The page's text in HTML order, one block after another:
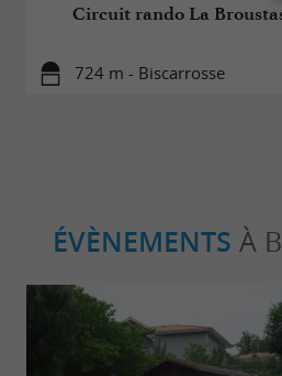
Circuit rando La
724 m - Biscarrosse
ÉVÈNEMENTS À